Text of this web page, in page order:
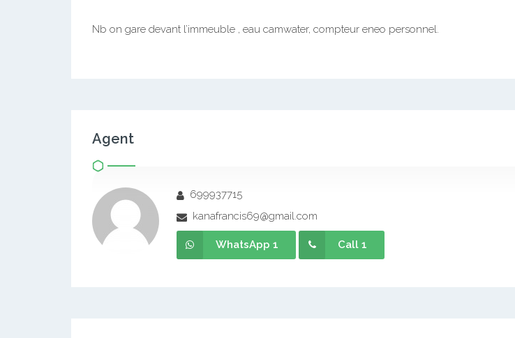
Nb on gare devant l’immeuble , eau camwater, compteur eneo personnel.
Agent
699937715
kanafrancis69@gmail.com
WhatsApp 1 Call 1